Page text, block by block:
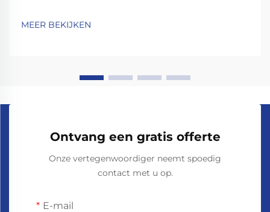
MEER BEKIJKEN
Ontvang een gratis offerte
Onze vertegenwoordiger neemt spoedig
contact met u op.
E-mail